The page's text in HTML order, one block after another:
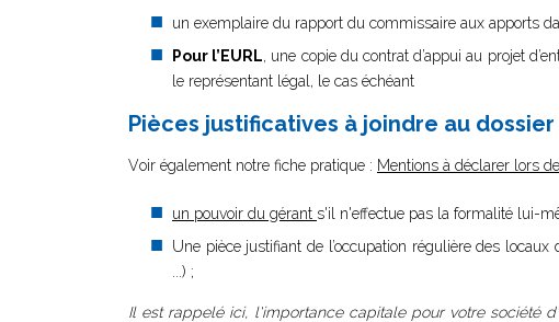
un exemplaire du rapport du commissaire aux apports
Pour l’EURL, une copie du contrat d’appui au projet
le représentant légal, le cas échéant
Pièces justificatives à joindre au dossier
Voir également notre fiche pratique : Mentions à déclarer lors
un pouvoir du gérant s'il n'effectue pas la formalité lui-
Une pièce justifiant de l’occupation régulière des
...) ;
Il est rappelé ici, l'importance capitale pour votre société